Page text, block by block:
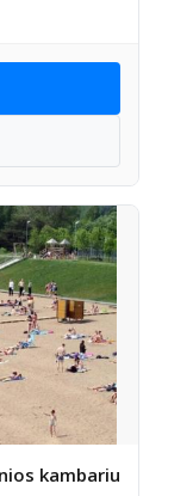
kambariu